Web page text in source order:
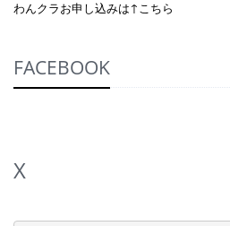
わんクラお申し込みは↑こちら
FACEBOOK
X